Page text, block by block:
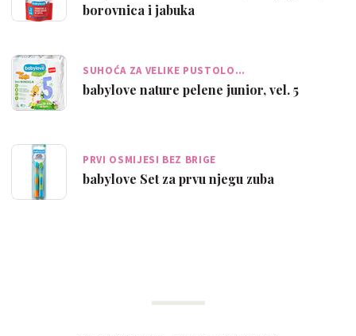
borovnica i jabuka
SUHOĆA ZA VELIKE PUSTOLO…
babylove nature pelene junior, vel. 5
PRVI OSMIJESI BEZ BRIGE
babylove Set za prvu njegu zuba